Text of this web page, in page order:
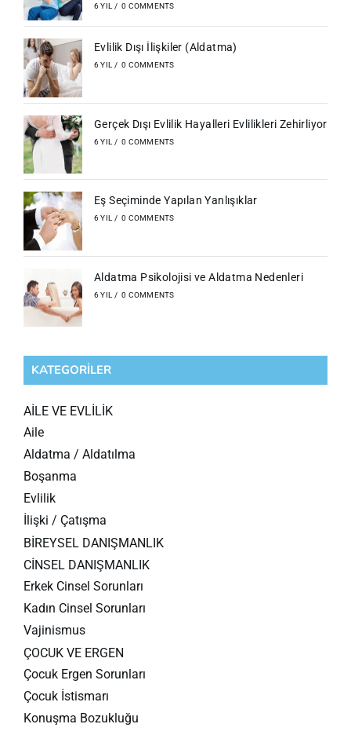
6 YIL / 0 COMMENTS
Evlilik Dışı İlişkiler (Aldatma)
6 YIL / 0 COMMENTS
Gerçek Dışı Evlilik Hayalleri Evlilikleri Zehirliyor
6 YIL / 0 COMMENTS
Eş Seçiminde Yapılan Yanlışıklar
6 YIL / 0 COMMENTS
Aldatma Psikolojisi ve Aldatma Nedenleri
6 YIL / 0 COMMENTS
KATEGORILER
AİLE VE EVLİLİK
Aile
Aldatma / Aldatılma
Boşanma
Evlilik
İlişki / Çatışma
BİREYSEL DANIŞMANLIK
CİNSEL DANIŞMANLIK
Erkek Cinsel Sorunları
Kadın Cinsel Sorunları
Vajinismus
ÇOCUK VE ERGEN
Çocuk Ergen Sorunları
Çocuk İstismarı
Konuşma Bozukluğu